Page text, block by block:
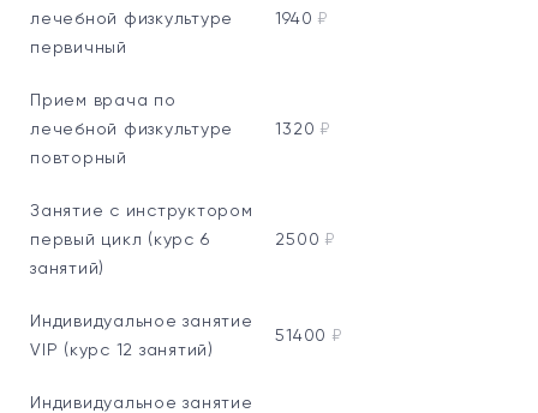
лечебной физкультуре
первичный
1940 ₽
Прием врача по
лечебной физкультуре
повторный
1320 ₽
Занятие с инструктором
первый цикл (курс 6
занятий)
2500 ₽
Индивидуальное занятие
VIP (курс 12 занятий)
51400 ₽
Индивидуальное занятие